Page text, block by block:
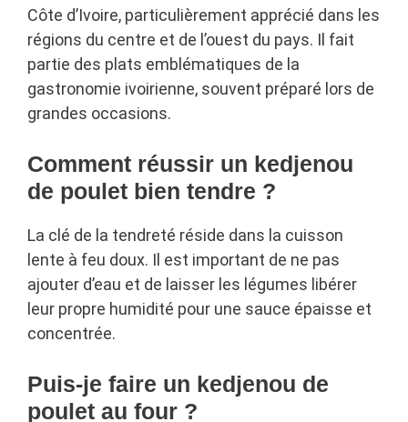
Côte d’Ivoire, particulièrement apprécié dans les
régions du centre et de l’ouest du pays. Il fait
partie des plats emblématiques de la
gastronomie ivoirienne, souvent préparé lors de
grandes occasions.
Comment réussir un kedjenou
de poulet bien tendre ?
La clé de la tendreté réside dans la cuisson
lente à feu doux. Il est important de ne pas
ajouter d’eau et de laisser les légumes libérer
leur propre humidité pour une sauce épaisse et
concentrée.
Puis-je faire un kedjenou de
poulet au four ?